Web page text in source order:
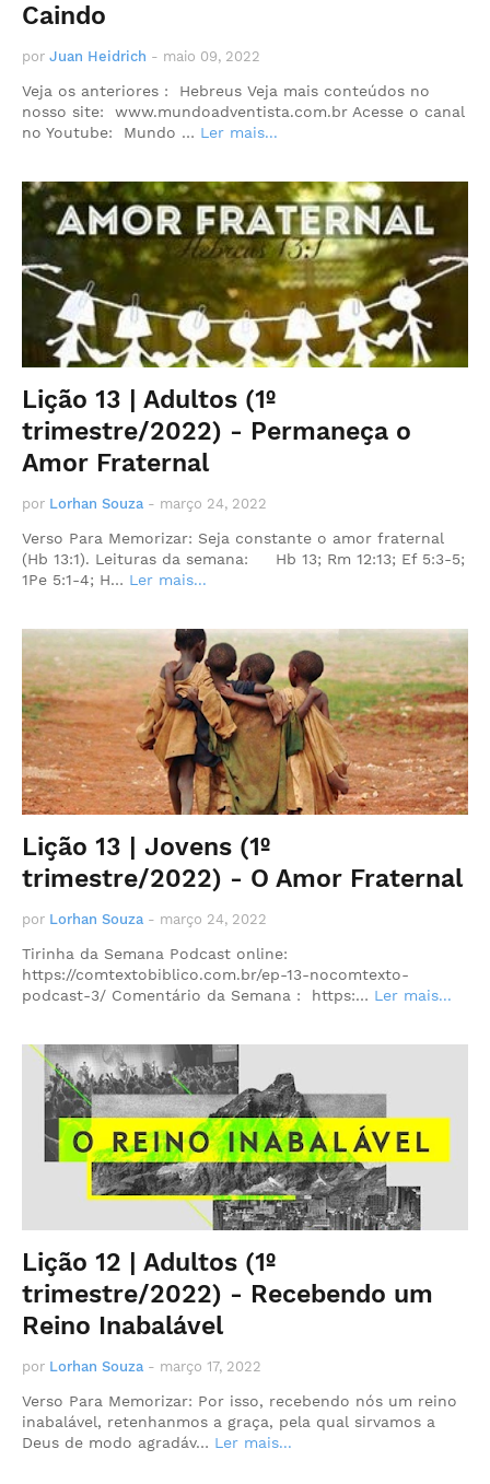
Caindo
por Juan Heidrich - maio 09, 2022
Veja os anteriores : Hebreus Veja mais conteúdos no
nosso site: www.mundoadventista.com.br Acesse o canal
no Youtube: Mundo … Ler mais...
Lição 13 | Adultos (1º
trimestre/2022) - Permaneça o
Amor Fraternal
por Lorhan Souza - março 24, 2022
Verso Para Memorizar: Seja constante o amor fraternal
(Hb 13:1). Leituras da semana: Hb 13; Rm 12:13; Ef 5:3-5;
1Pe 5:1-4; H… Ler mais...
Lição 13 | Jovens (1º
trimestre/2022) - O Amor Fraternal
por Lorhan Souza - março 24, 2022
Tirinha da Semana Podcast online:
https://comtextobiblico.com.br/ep-13-nocomtexto-
podcast-3/ Comentário da Semana : https:… Ler mais...
Lição 12 | Adultos (1º
trimestre/2022) - Recebendo um
Reino Inabalável
por Lorhan Souza - março 17, 2022
Verso Para Memorizar: Por isso, recebendo nós um reino
inabalável, retenhanmos a graça, pela qual sirvamos a
Deus de modo agradáv… Ler mais...